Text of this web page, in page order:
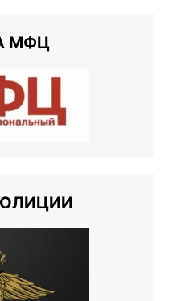
МФЦ